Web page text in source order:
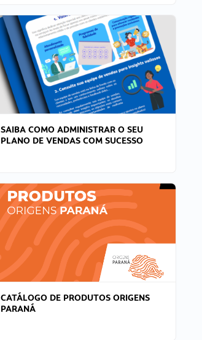
SAIBA COMO ADMINISTRAR O SEU
PLANO DE VENDAS COM SUCESSO
CATÁLOGO DE PRODUTOS ORIGENS
PARANÁ